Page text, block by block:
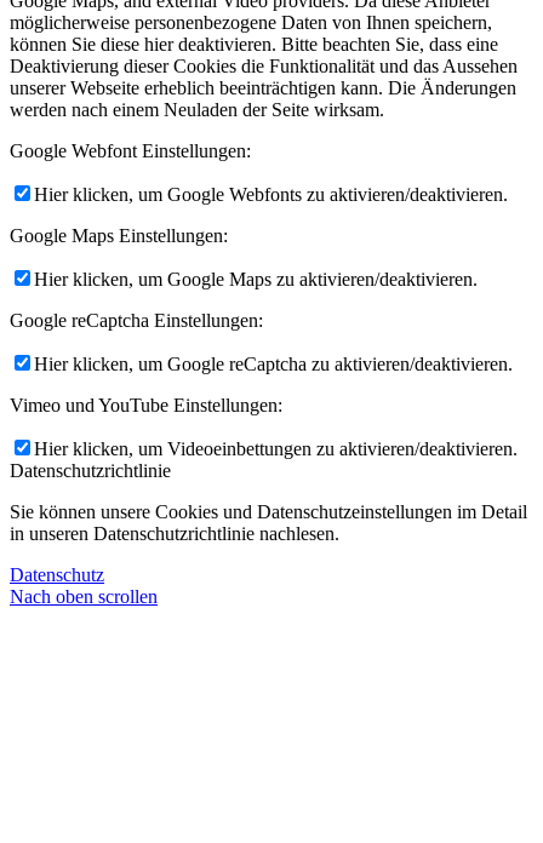
möglicherweise personenbezogene Daten von Ihnen speichern,
können Sie diese hier deaktivieren. Bitte beachten Sie, dass eine
Deaktivierung dieser Cookies die Funktionalität und das Aussehen
unserer Webseite erheblich beeinträchtigen kann. Die Änderungen
werden nach einem Neuladen der Seite wirksam.
Google Webfont Einstellungen:
Hier klicken, um Google Webfonts zu aktivieren/deaktivieren.
Google Maps Einstellungen:
Hier klicken, um Google Maps zu aktivieren/deaktivieren.
Google reCaptcha Einstellungen:
Hier klicken, um Google reCaptcha zu aktivieren/deaktivieren.
Vimeo und YouTube Einstellungen:
Hier klicken, um Videoeinbettungen zu aktivieren/deaktivieren.
Datenschutzrichtlinie
Sie können unsere Cookies und Datenschutzeinstellungen im Detail
in unseren Datenschutzrichtlinie nachlesen.
Datenschutz
Nach oben scrollen